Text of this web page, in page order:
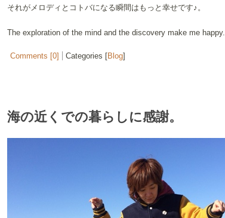
それがメロディとコトバになる瞬間はもっと幸せです♪。
The exploration of the mind and the discovery make me happy.
Comments [0] Categories [Blog]
海の近くでの暮らしに感謝。